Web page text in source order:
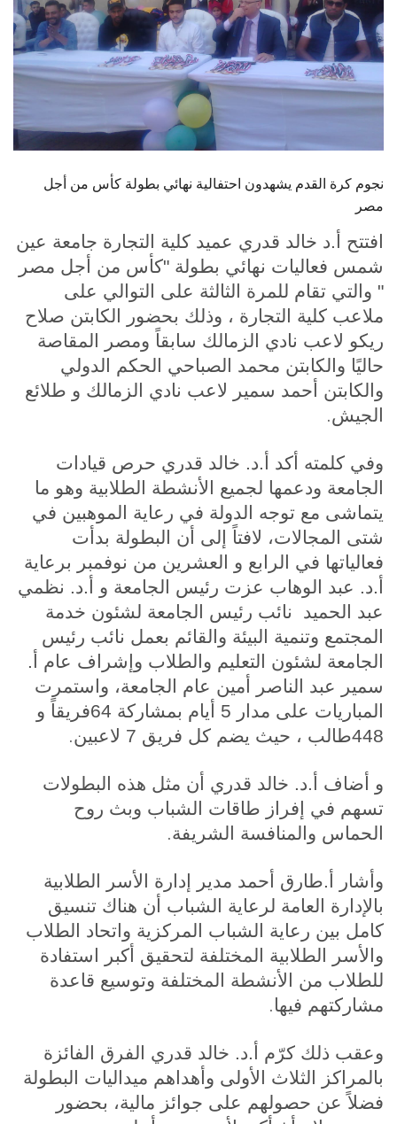
الدراسات العليا
الخريجين
الموظفون
الزائـرون
سجل الان
نجوم كرة القدم يشهدون احتفالية نهائي بطولة كأس من أجل
مصر
افتتح أ.د خالد قدري عميد كلية التجارة جامعة عين
شمس فعاليات نهائي بطولة "كأس من أجل مصر
" والتي تقام للمرة الثالثة على التوالي على
ملاعب كلية التجارة ، وذلك بحضور الكابتن صلاح
ريكو لاعب نادي الزمالك سابقاً ومصر المقاصة
حاليًا والكابتن محمد الصباحي الحكم الدولي
والكابتن أحمد سمير لاعب نادي الزمالك و طلائع
الجيش.
وفي كلمته أكد أ.د. خالد قدري حرص قيادات
الجامعة ودعمها لجميع الأنشطة الطلابية وهو ما
يتماشى مع توجه الدولة في رعاية الموهبين في
شتى المجالات، لافتاً إلى أن البطولة بدأت
فعالياتها في الرابع و العشرين من نوفمبر برعاية
أ.د. عبد الوهاب عزت رئيس الجامعة و أ.د. نظمي
عبد الحميد نائب رئيس الجامعة لشئون خدمة
المجتمع وتنمية البيئة والقائم بعمل نائب رئيس
الجامعة لشئون التعليم والطلاب وإشراف عام أ.
سمير عبد الناصر أمين عام الجامعة، واستمرت
المباريات على مدار 5 أيام بمشاركة 64فريقاً و
448طالب ، حيث يضم كل فريق 7 لاعبين
.
و أضاف أ.د. خالد قدري أن مثل هذه البطولات
تسهم في إفراز طاقات الشباب وبث روح
الحماس والمنافسة الشريفة.
وأشار أ.طارق أحمد مدير إدارة الأسر الطلابية
بالإدارة العامة لرعاية الشباب أن هناك تنسيق
كامل بين رعاية الشباب المركزية واتحاد الطلاب
والأسر الطلابية المختلفة لتحقيق أكبر استفادة
للطلاب من الأنشطة المختلفة وتوسيع قاعدة
مشاركتهم فيها.
وعقب ذلك كرّم أ.د. خالد قدري الفرق الفائزة
بالمراكز الثلاث الأولى وأهداهم ميداليات البطولة
فضلاً عن حصولهم على جوائز مالية، بحضور